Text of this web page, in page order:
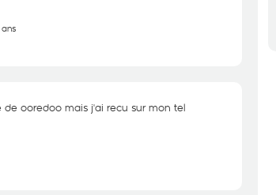
ooredoo mais j'ai recu sur mon tel